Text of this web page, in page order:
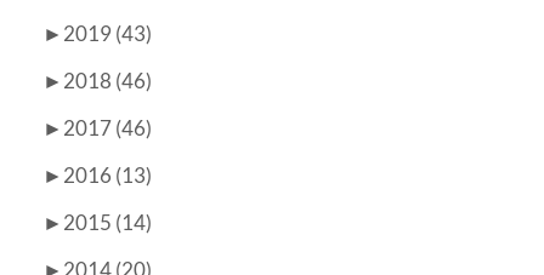
► 2019 (43)
► 2018 (46)
► 2017 (46)
► 2016 (13)
► 2015 (14)
► 2014 (20)